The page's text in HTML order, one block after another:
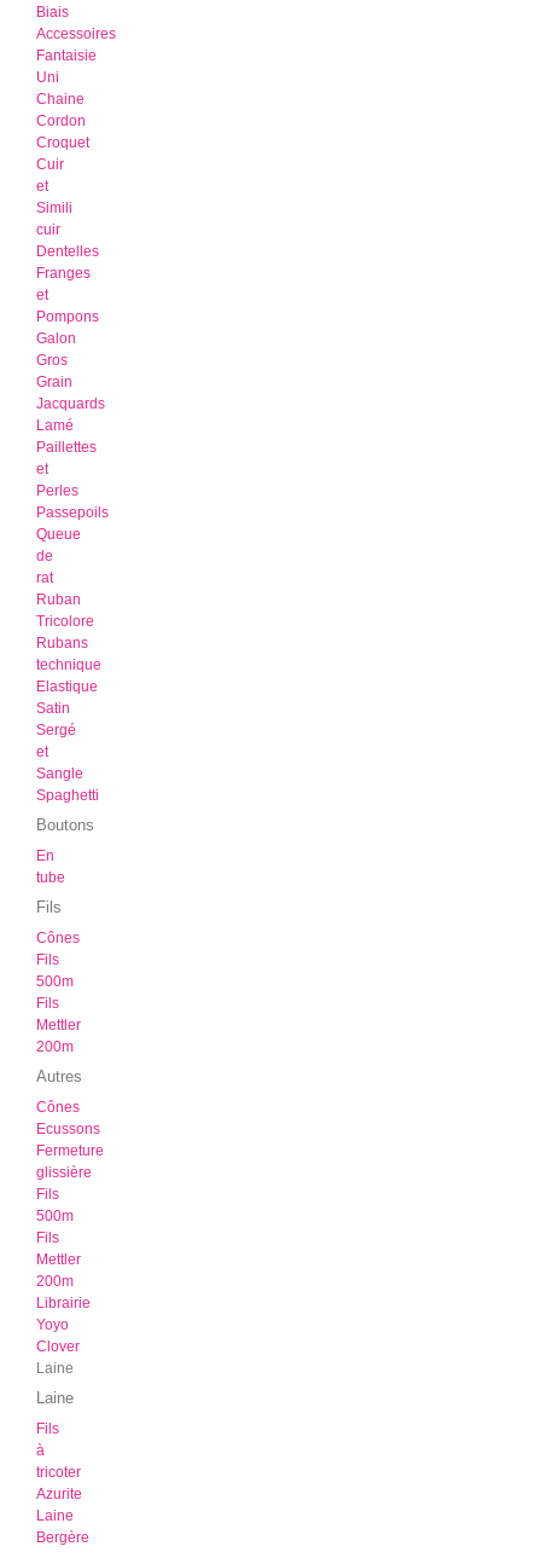
Biais
Accessoires
Fantaisie
Uni
Chaine
Cordon
Croquet
Cuir
et
Simili
cuir
Dentelles
Franges
et
Pompons
Galon
Gros
Grain
Jacquards
Lamé
Paillettes
et
Perles
Passepoils
Queue
de
rat
Ruban
Tricolore
Rubans
technique
Elastique
Satin
Sergé
et
Sangle
Spaghetti
Boutons
En
tube
Fils
Cônes
Fils
500m
Fils
Mettler
200m
Autres
Cônes
Ecussons
Fermeture
glissière
Fils
500m
Fils
Mettler
200m
Librairie
Yoyo
Clover
Laine
Laine
Fils
à
tricoter
Azurite
Laine
Bergère